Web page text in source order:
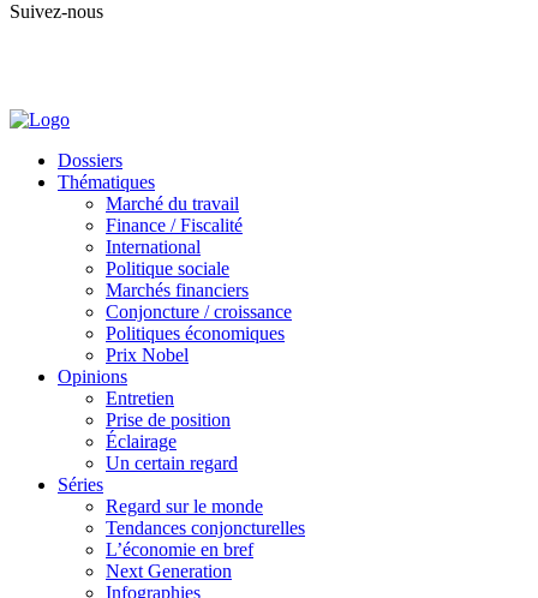
Suivez-nous
Dossiers
Thématiques
Marché du travail
Finance / Fiscalité
International
Politique sociale
Marchés financiers
Conjoncture / croissance
Politiques économiques
Prix Nobel
Opinions
Entretien
Prise de position
Éclairage
Un certain regard
Séries
Regard sur le monde
Tendances conjoncturelles
L’économie en bref
Next Generation
Infographies